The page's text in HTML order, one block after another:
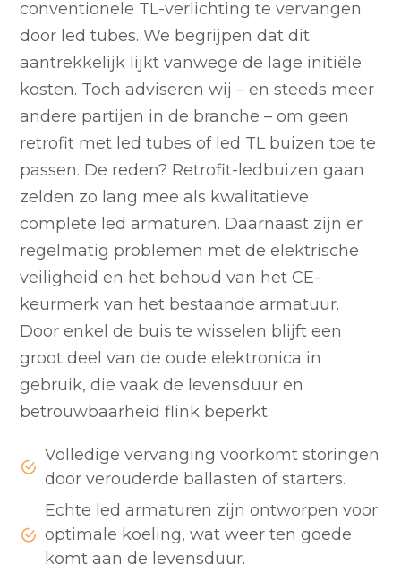
conventionele TL-verlichting te vervangen
door led tubes. We begrijpen dat dit
aantrekkelijk lijkt vanwege de lage initiële
kosten. Toch adviseren wij – en steeds meer
andere partijen in de branche – om geen
retrofit met led tubes of led TL buizen toe te
passen. De reden? Retrofit-ledbuizen gaan
zelden zo lang mee als kwalitatieve
complete led armaturen. Daarnaast zijn er
regelmatig problemen met de elektrische
veiligheid en het behoud van het CE-
keurmerk van het bestaande armatuur.
Door enkel de buis te wisselen blijft een
groot deel van de oude elektronica in
gebruik, die vaak de levensduur en
betrouwbaarheid flink beperkt.
Volledige vervanging voorkomt storingen
door verouderde ballasten of starters.
Echte led armaturen zijn ontworpen voor
optimale koeling, wat weer ten goede
komt aan de levensduur.